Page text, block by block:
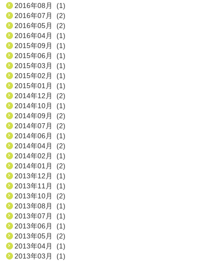
2016年08月 (1)
2016年07月 (2)
2016年05月 (2)
2016年04月 (1)
2015年09月 (1)
2015年06月 (1)
2015年03月 (1)
2015年02月 (1)
2015年01月 (1)
2014年12月 (2)
2014年10月 (1)
2014年09月 (2)
2014年07月 (2)
2014年06月 (1)
2014年04月 (2)
2014年02月 (1)
2014年01月 (2)
2013年12月 (1)
2013年11月 (1)
2013年10月 (2)
2013年08月 (1)
2013年07月 (1)
2013年06月 (1)
2013年05月 (2)
2013年04月 (1)
2013年03月 (1)